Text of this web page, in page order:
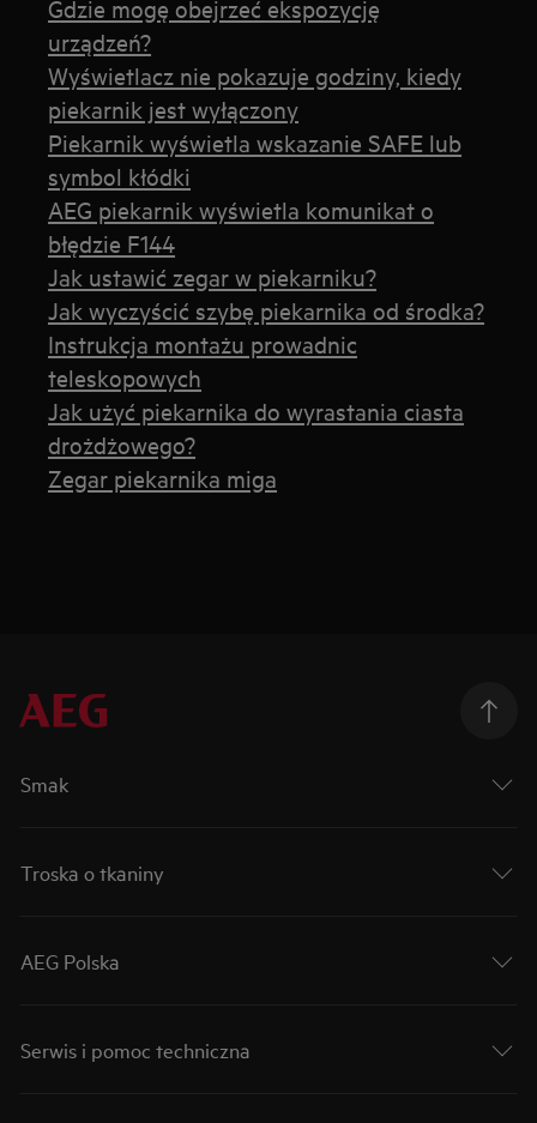
Gdzie mogę obejrzeć ekspozycję
urządzeń?
Wyświetlacz nie pokazuje godziny, kiedy
piekarnik jest wyłączony
Piekarnik wyświetla wskazanie SAFE lub
symbol kłódki
AEG piekarnik wyświetla komunikat o
błędzie F144
Jak ustawić zegar w piekarniku?
Jak wyczyścić szybę piekarnika od środka?
Instrukcja montażu prowadnic
teleskopowych
Jak użyć piekarnika do wyrastania ciasta
drożdżowego?
Zegar piekarnika miga
Smak
Troska o tkaniny
AEG Polska
Serwis i pomoc techniczna